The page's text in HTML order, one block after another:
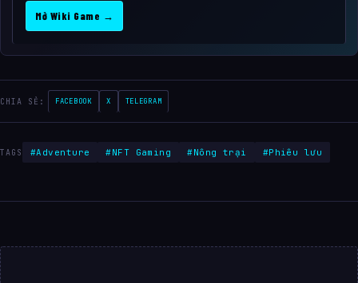
Mở Wiki Game →
CHIA SẺ: FACEBOOK X TELEGRAM
TAGS #Adventure #NFT Gaming #Nông trại #Phiêu lưu